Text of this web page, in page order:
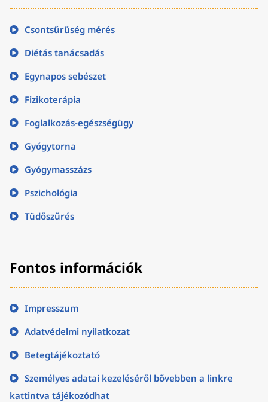
Csontsűrűség mérés
Diétás tanácsadás
Egynapos sebészet
Fizikoterápia
Foglalkozás-egészségügy
Gyógytorna
Gyógymasszázs
Pszichológia
Tüdőszűrés
Fontos információk
Impresszum
Adatvédelmi nyilatkozat
Betegtájékoztató
Személyes adatai kezeléséről bővebben a linkre
kattintva tájékozódhat